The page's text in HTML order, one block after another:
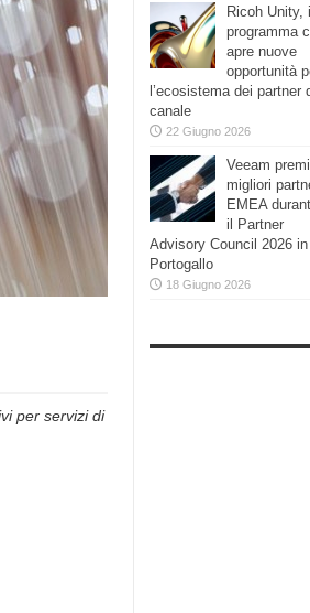
per servizi di
Ricoh Unity, il
programma
apre nuove
opportunità
l’ecosistema dei partner
canale
22 Giugno 2026
Veeam
migliori
EMEA
il Partner
Advisory Council 2026 in
Portogallo
18 Giugno 2026